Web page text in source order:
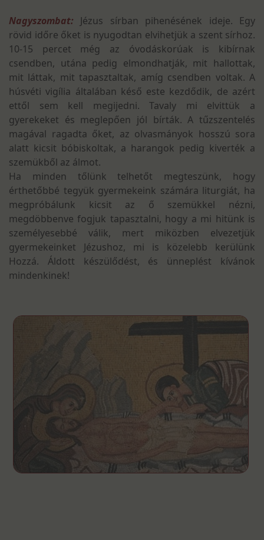
Nagyszombat: Jézus sírban pihenésének ideje. Egy
rövid időre őket is nyugodtan elvihetjük a szent sírhoz.
10-15 percet még az óvodáskorúak is kibírnak
csendben, utána pedig elmondhatják, mit hallottak,
mit láttak, mit tapasztaltak, amíg csendben voltak. A
húsvéti vigília általában késő este kezdődik, de azért
ettől sem kell megijedni. Tavaly mi elvittük a
gyerekeket és meglepően jól bírták. A tűzszentelés
magával ragadta őket, az olvasmányok hosszú sora
alatt kicsit bóbiskoltak, a harangok pedig kiverték a
szemükből az álmot.
Ha minden tőlünk telhetőt megteszünk, hogy
érthetőbbé tegyük gyermekeink számára liturgiát, ha
megpróbálunk kicsit az ő szemükkel nézni,
megdöbbenve fogjuk tapasztalni, hogy a mi hitünk is
személyesebbé válik, mert miközben elvezetjük
gyermekeinket Jézushoz, mi is közelebb kerülünk
Hozzá. Áldott készülődést, és ünneplést kívánok
mindenkinek!